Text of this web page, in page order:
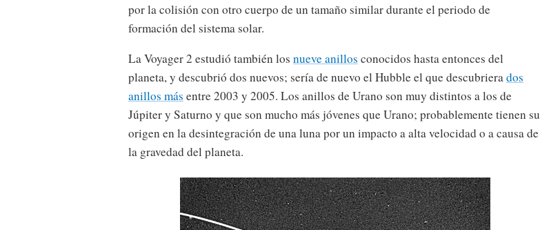
por la colisión con otro cuerpo de un tamaño similar durante el periodo de
formación del sistema solar.
La Voyager 2 estudió también los nueve anillos conocidos hasta entonces del
planeta, y descubrió dos nuevos; sería de nuevo el Hubble el que descubrierados
anillos más entre 2003 y 2005. Los anillos de Urano son muy distintos a los de
Júpiter y Saturno y que son mucho más jóvenes que Urano; probablemente tienen su
origen en la desintegración de una luna por un impacto a alta velocidad o a causa de
la gravedad del planeta.